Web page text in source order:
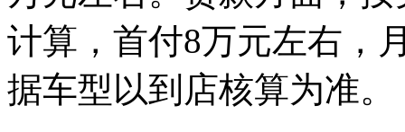
计算，首付8万元左右，
据车型以到店核算为准。